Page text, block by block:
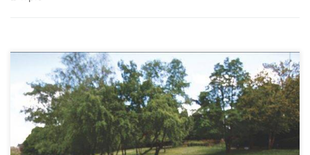
Zapachu marihuany nie można pomylić, i w większości jest on
przyjemny, rozluźniający i relaksujący. Są jednak sytuacje, w
których zbyt mocny zapach cannabis to wcale nie tak cudowna
rzecz. Mamy dla ciebie kilka wskazówek, które pozwolą ci go
wyeliminować. Oczywiście. Nie uwzględniliśmy tutaj tak prostych